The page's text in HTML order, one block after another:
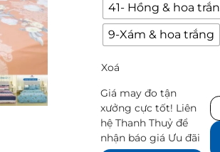
41- Hồng & hoa
9-Xám & hoa trắng
Xoá
Giá may đo tận
xưởng cực tốt! Liên
hệ Thanh Thuỷ để
nhận báo giá Ưu đãi
Số